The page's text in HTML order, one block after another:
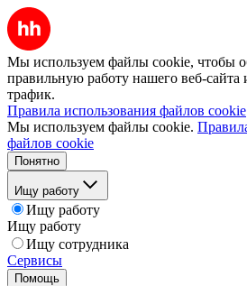
Мы используем файлы cookie, чтобы
правильную работу нашего веб-сайта
трафик.
Правила использования файлов cookie
Мы используем файлы cookie.
файлов cookie
Понятно
Ищу работу
Ищу работу
Ищу работу
Ищу сотрудника
Сервисы
Помощь